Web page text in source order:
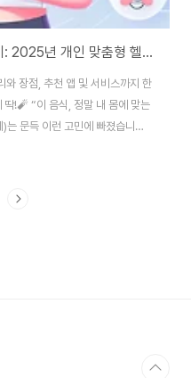
🧠 AI로 나만의 건강관리 시작하기: 2025년 개인 맞춤형 헬스케어의 모든 것
와 장점, 추천 앱 및 서비스까지 한
!🧨 “이 음식, 정말 내 몸에 맞는
문득 이런 고민에 빠졌습니다.
"운동은 열심히 하는데, 왜 살이